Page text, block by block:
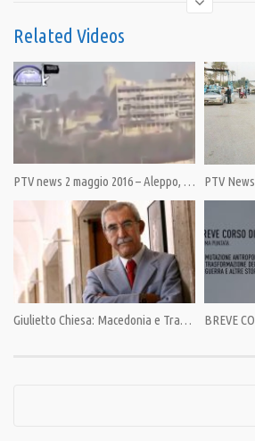
USA/NATO), realizzato da Pandora TV. Viene
plenaria da Jean Toschi Marazzani Visconti,
Alla Conferenza — organizzata
Alliance (Irlanda) e dalla Coalition Against US
(USA). partecipano come sostenitrici 35
nazionali, da Nord America, Europa, Asia e
Comitato No Guerra No Nato.
FIRMA PER
NO GUERRA NO NATO
Cliccandoci si va direttamente alla pagina su
Related Videos
PTV news 2 maggio 2016 – Aleppo, le bufale dei grandi media smascherate dai terroristi
Giulietto Chiesa: Macedonia e Transnistria, nuovi teatri di guerra?